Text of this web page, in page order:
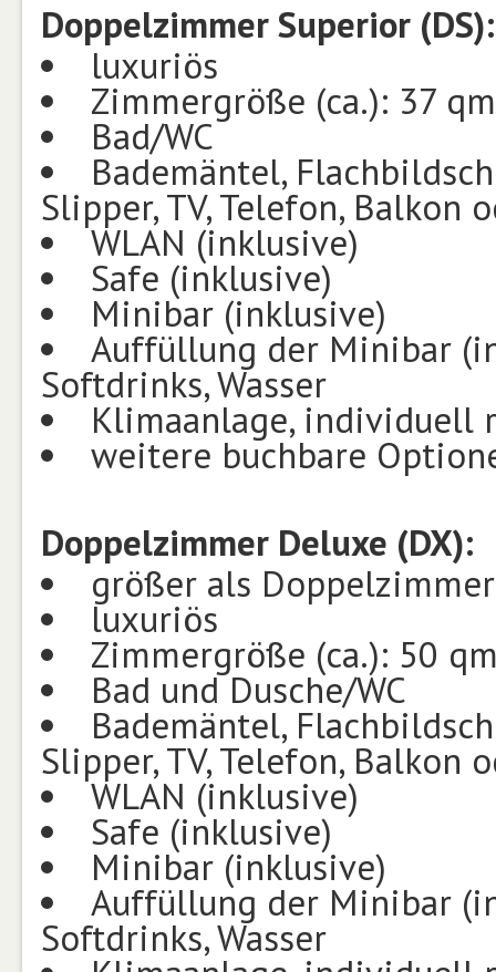
Doppelzimmer Superior (DS):
luxuriös
Zimmergröße (ca.): 37 qm
Bad/WC
Bademäntel,
Slipper, TV, Telefon, Balkon
WLAN (inklusive)
Safe (inklusive)
Minibar (inklusive)
Auffüllung der Minibar
Softdrinks, Wasser
Klimaanlage, individuell
weitere buchbare
Doppelzimmer Deluxe (DX):
größer als
luxuriös
Zimmergröße (ca.): 50
Bad und Dusche/WC
Bademäntel,
Slipper, TV, Telefon, Balkon
WLAN (inklusive)
Safe (inklusive)
Minibar (inklusive)
Auffüllung der Minibar
Softdrinks, Wasser